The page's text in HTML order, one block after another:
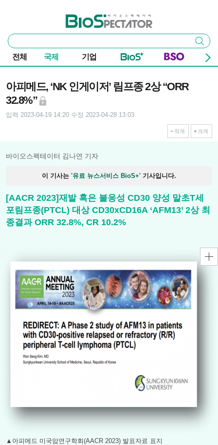
바이오스펙테이터
통
합
검
색
검색
전체 국제 기업
아피메드, ‘NK 인게이저’ 림프종 2상 “ORR
32.8%”
입력 2023-04-19 14:20 수정 2023-04-28 13:03
작게 크게
바이오스펙테이터 김나연 기자
이 기사는 '유료 뉴스서비스 BioS+' 기사입니다.
[AACR 2023]재발 혹은 불응성 CD30 양성 말초T세
포림프종(PTCL) 대상 CD30xCD16A ‘AFM13’ 2상 최
종결과 ORR 32.8%, CR 10.2%
▲아피메드 미국암연구학회(AACR 2023) 발표자료 표지